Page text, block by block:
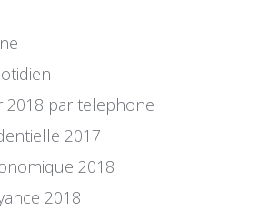
2018 par telephone
2017
2018
2018